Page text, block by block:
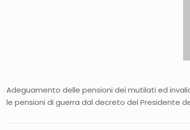
Adeguamento delle pensioni dei mutilati ed
le pensioni di guerra dal decreto del Presidente